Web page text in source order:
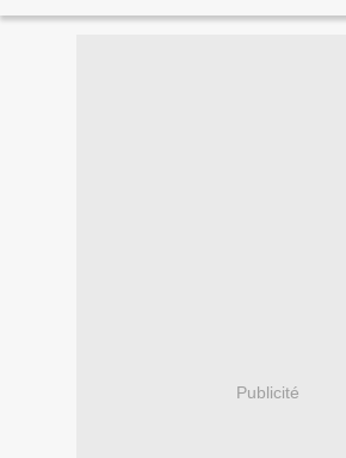
Publicité